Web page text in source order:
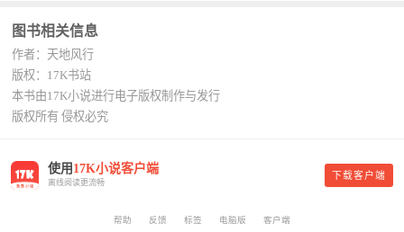
呢？” “回杨总，开车太堵，已经给你安排了直升
机。” 从此，开启杨小天的百亿富翁之旅，只有他不
敢想的，没有秘书办不到的。
图书相关信息
作者：天地风行
版权：17K书站
本书由17K小说进行电子版权制作与发行
版权所有 侵权必究
使用 17K小说客户端
离线阅读更流畅
下载客户端
帮助 反馈 标签 电脑版 客户端